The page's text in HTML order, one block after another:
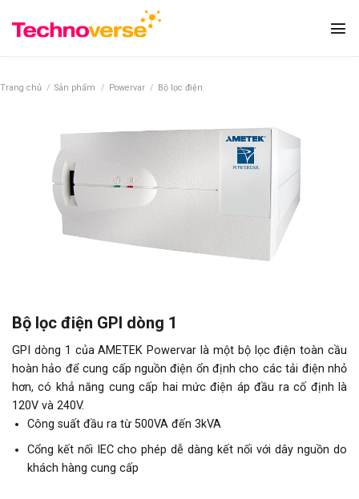
qua
Trang chủ / Sản phẩm / Powervar / Bộ lọc điện
Bộ lọc điện GPI dòng 1
GPI dòng 1 của AMETEK Powervar là một bộ lọc điện toàn cầu
hoàn hảo để cung cấp nguồn điện ổn định cho các tải điện nhỏ
hơn, có khả năng cung cấp hai mức điện áp đầu ra cố định là
120V và 240V.
Công suất đầu ra từ 500VA đến 3kVA
Cổng kết nối IEC cho phép dễ dàng kết nối với dây nguồn do
khách hàng cung cấp